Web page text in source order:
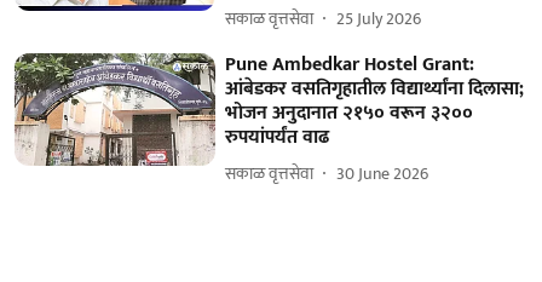
सकाळ वृत्तसेवा 25 July 2026
Pune Ambedkar Hostel Grant:
आंबेडकर वसतिगृहातील विद्यार्थ्यांना दिलासा;
भोजन अनुदानात २१५० वरून ३२००
रुपयांपर्यंत वाढ
सकाळ वृत्तसेवा 30 June 2026